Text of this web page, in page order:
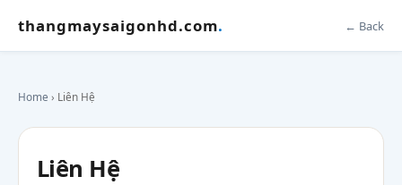
thangmaysaigonhd.com. ← Back
Home › Liên Hệ
Liên Hệ